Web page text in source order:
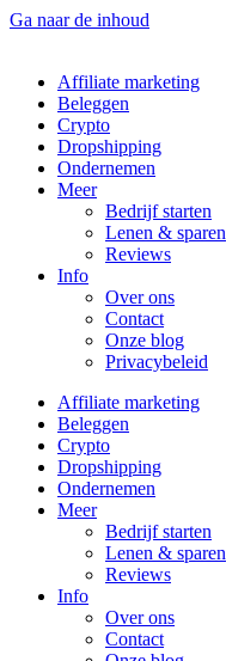
Ga naar de inhoud
Affiliate marketing
Beleggen
Crypto
Dropshipping
Ondernemen
Meer
Bedrijf starten
Lenen & sparen
Reviews
Info
Over ons
Contact
Onze blog
Privacybeleid
Affiliate marketing
Beleggen
Crypto
Dropshipping
Ondernemen
Meer
Bedrijf starten
Lenen & sparen
Reviews
Info
Over ons
Contact